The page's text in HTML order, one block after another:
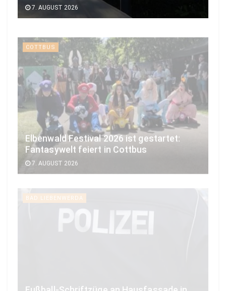
7. AUGUST 2026
COTTBUS
Elbenwald Festival 2026 ist gestartet:
Fantasywelt feiert in Cottbus
7. AUGUST 2026
Bad Liebenwerda gesprüht